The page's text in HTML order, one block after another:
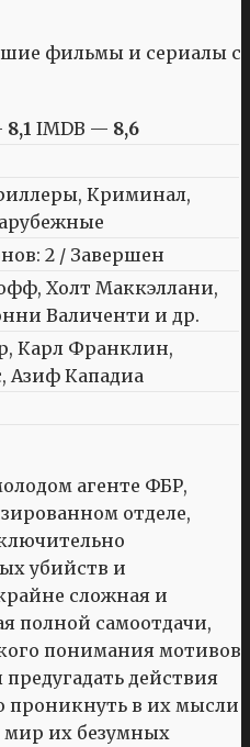
8,1 IMDB — 8,6
Криминал,
2 / Завершен
Холт Маккэллани,
Валиченти и др.
Карл Франклин,
Азиф Кападиа
агенте ФБР,
отделе,
убийств и
сложная и
полной самоотдачи,
понимания мотивов
действия
проникнуть в их мысли
мир их безумных